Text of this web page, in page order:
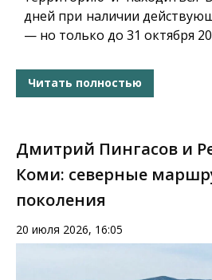
дней при наличии
— но только до 31 октября
Читать полностью
Дмитрий Пингасов и
Коми: северные
поколения
20 июля 2026, 16:05